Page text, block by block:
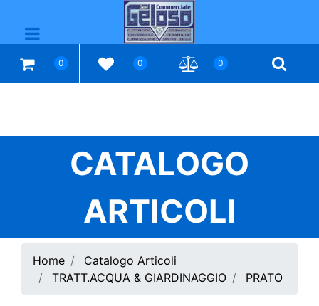
Open menu
0 0 0
CATALOGO
ARTICOLI
Home
Catalogo Articoli
TRATT.ACQUA & GIARDINAGGIO
PRATO